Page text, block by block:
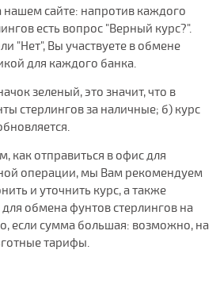
нашем сайте: напротив каждого
есть вопрос "Верный курс?".
"Нет", Вы участвуете в обмене
для каждого банка.
зеленый, это значит, что в
стерлингов за наличные; б) курс
как отправиться в офис для
операции, мы Вам рекомендуем
и уточнить курс, а также
обмена фунтов стерлингов на
если сумма большая: возможно, на
тарифы.